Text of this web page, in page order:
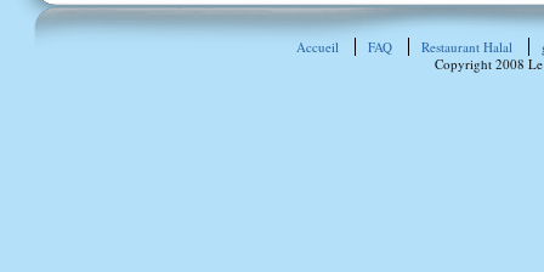
Accueil FAQ Restaurant Halal
Copyright 2008